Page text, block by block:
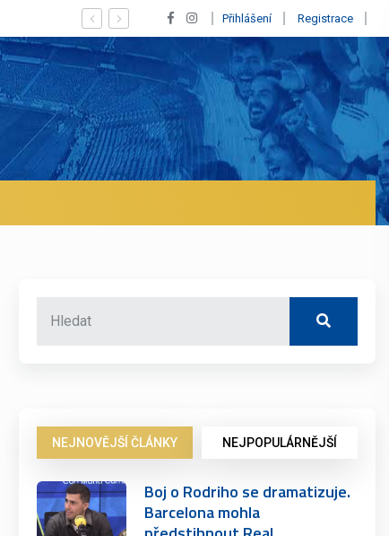
Vypískaný Vinícius! Blíží se jeho odchod z Realu a pustí
Přihlášení Registrace
NEJNOVĚJŠÍ ČLÁNKY NEJPOPULÁRNĚJŠÍ
Boj o Rodriho se dramatizuje.
Barcelona mohla